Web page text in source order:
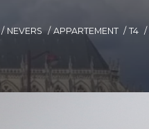
NEVERS APPARTEMENT T4